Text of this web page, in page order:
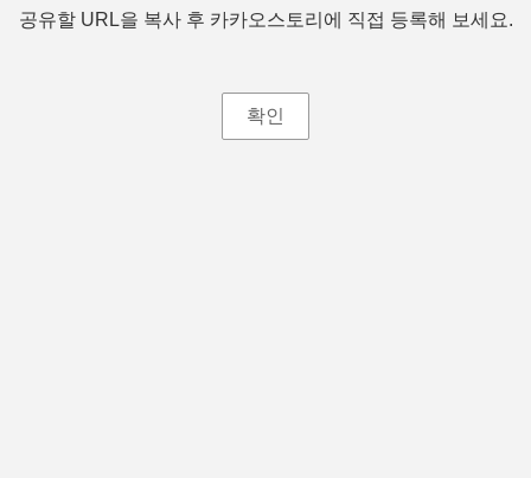
공유할 URL을 복사 후 카카오스토리에 직접 등록해 보세요.
확인